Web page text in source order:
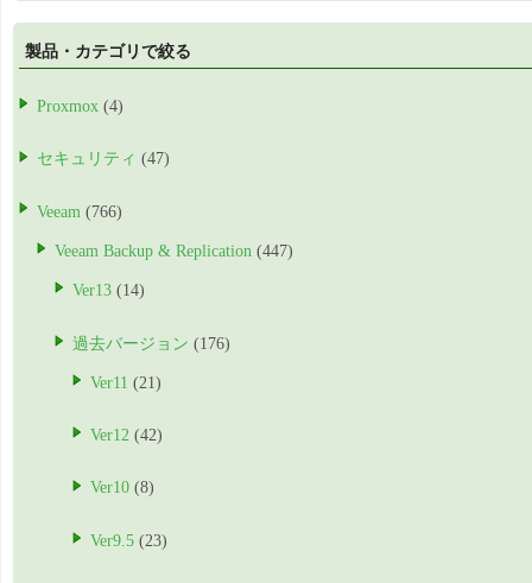
製品・カテゴリで絞る
Proxmox (4)
セキュリティ (47)
Veeam (766)
Veeam Backup & Replication (447)
Ver13 (14)
過去バージョン (176)
Ver11 (21)
Ver12 (42)
Ver10 (8)
Ver9.5 (23)